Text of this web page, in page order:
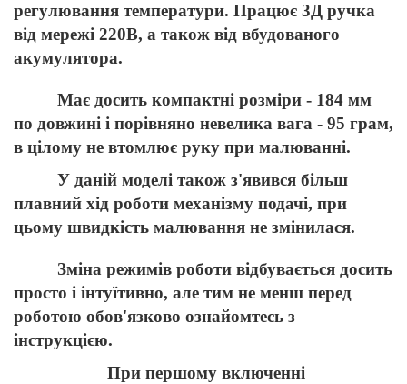
регулювання температури. Працює 3Д ручка
від мережі 220В, а також від вбудованого
акумулятора.
Має досить компактні розміри - 184 мм
по довжині і порівняно невелика вага - 95 грам,
в цілому не втомлює руку при малюванні.
У даній моделі також з'явився більш
плавний хід роботи механізму подачі, при
цьому швидкість малювання не змінилася.
Зміна режимів роботи відбувається досить
просто і інтуїтивно, але тим не менш перед
роботою обов'язково ознайомтесь з
інструкцією.
При першому включенні